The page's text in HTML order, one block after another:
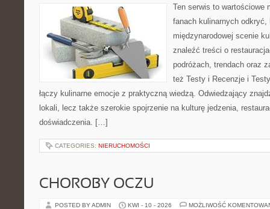
Ten serwis to wartościowe
fanach kulinarnych
międzynarodowej scenie
znaleźć treści o
podróżach, trendach oraz
też Testy i Recenzje i
łączy kulinarne emocje z praktyczną wiedzą. Odwiedzający
lokali, lecz także szerokie spojrzenie na kulturę jedzenia,
doświadczenia. […]
CATEGORIES: NIERUCHOMOŚCI
CHOROBY OCZU
POSTED BY ADMIN KWI - 10 - 2026 MOŻLIWOŚĆ